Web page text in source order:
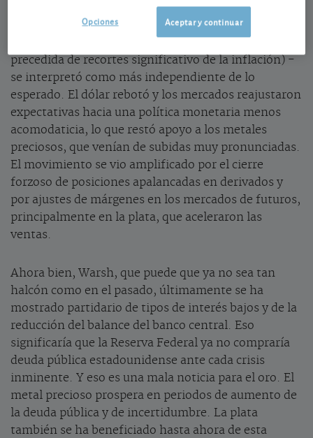
Trump, la nominación de Kevin Warsh - percibido
como un perfil relativamente más “halcón”
precedida de recortes significativo de la inflación) -
se interpretó como más independiente de lo
esperado. El dólar rebotó y los mercados reajustaron
expectativas hacia una política monetaria menos
acomodaticia, lo que restó apoyo a los metales
preciosos, que venían de subidas muy pronunciadas.
El movimiento se vio amplificado por el cierre
forzoso de posiciones apalancadas en derivados y
por ajustes de márgenes en los mercados de futuros,
principalmente en la plata, que aceleraron las
ventas.
Ahora bien, Warsh, que puede que ya no sea tan
halcón como en el pasado, últimamente se ha
mostrado partidario de tipos de interés bajos y de la
reducción del balance del banco central. Eso
significaría que la Reserva Federal ya no compraría
deuda pública estadounidense ante cada crisis
inminente. Y eso es una mala noticia para el oro. El
metal precioso prospera en periodos de aumento de
la deuda pública y de incertidumbre. La plata
también se ha beneficiado hasta ahora de esta
Aceptar y continuar
Opciones